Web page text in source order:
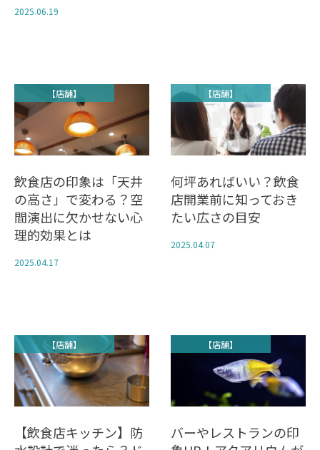
2025.06.19
【店舗】
飲食店の印象は「天井
の高さ」で変わる？空
間演出に欠かせない心
理的効果とは
2025.04.17
【店舗】
何坪あればいい？飲食
店開業前に知っておき
たい広さの目安
2025.04.07
【店舗】
【飲食店キッチン】防
【店舗】
バーやレストランの印